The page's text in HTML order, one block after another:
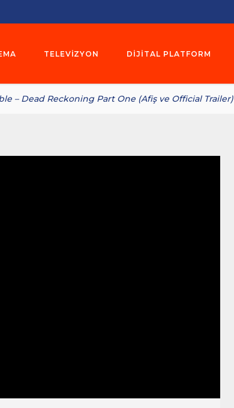
TELEVIZYON DIJITAL PLATFORM
– Dead Reckoning Part One (Afiş ve Official Trailer)